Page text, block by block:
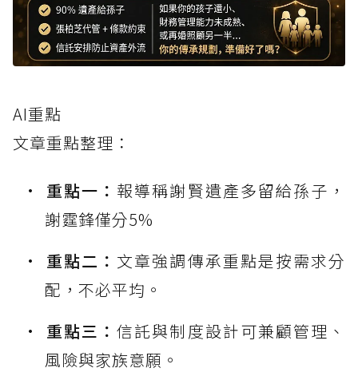
AI重點
文章重點整理：
重點一： 報導稱謝賢遺產多留給孫子，
謝霆鋒僅分5%
重點二： 文章強調傳承重點是按需求分
配，不必平均。
重點三：信託與制度設計可兼顧管理、
風險與家族意願。